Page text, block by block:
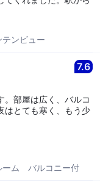
ンビュー
7.6
。部屋は広く、バルコ
はとても寒く、もう少
ーム バルコニー付